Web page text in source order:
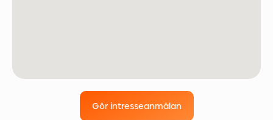
Gör intresseanmälan